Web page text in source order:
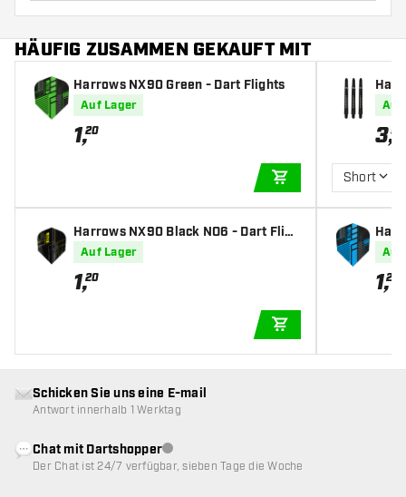
HÄUFIG ZUSAMMEN GEKAUFT MIT
Harrows NX90 Green - Dart Flights
Auf Lager
1,20
IN DEN
Harrows NX90 Black NO6 - Dart Fligh
ts
Auf Lager
1,20
art
Auf
3,95
Short
Auf
1,20
Schicken Sie uns eine E-mail
Antwort innerhalb 1 Werktag
Chat mit DartshopperKundenservice nicht verfügbar
Der Chat ist 24/7 verfügbar, sieben Tage die Woche